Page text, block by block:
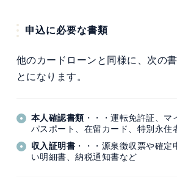
申込に必要な書類
他のカードローンと同様に、次の
とになります。
本人確認書類 ・・・運転免許証、マ
パスポート、在留カード、特別永住
収入証明書 ・・・源泉徴収票や確
い明細書、納税通知書など